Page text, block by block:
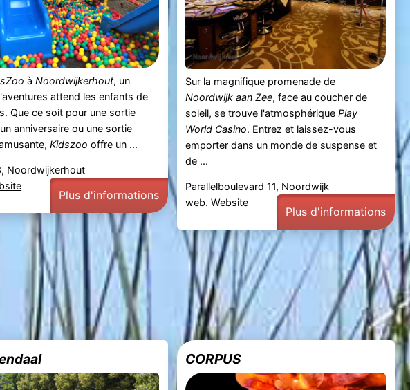
àNoordwijkerhout, un
attend les enfants de
Que ce soit pour une sortie
anniversaire ou une sortie
Kidszoo offre un ...
Noordwijkerhout
Plus d'informations
Sur la magnifique promenade de
Noordwijk aan Zee, face au coucher de
soleil, se trouve l'atmosphériquePlay
World Casino. Entrez et laissez-vous
emporter dans un monde de suspense et
de ...
Parallelboulevard 11, Noordwijk
web.Website
Plus d'informations
CORPUS